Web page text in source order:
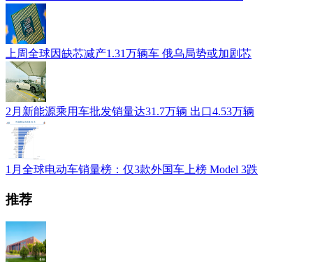
上周全球因缺芯减产1.31万辆车 俄乌局势或加剧芯
2月新能源乘用车批发销量达31.7万辆 出口4.53万辆
1月全球电动车销量榜：仅3款外国车上榜 Model 3跌
推荐